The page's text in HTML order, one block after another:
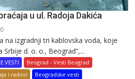
u ul. Radoja Dakića
0
na izgradnji tri kablovska voda, koje
d. o. o., Beograd“,...
VESTI
Beograd - Vesti Beograd
i radovi
Beogradske vesti